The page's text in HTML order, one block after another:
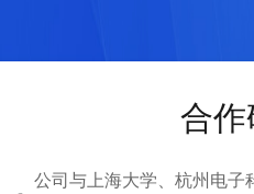
合作
公司与上海大学、杭州电子